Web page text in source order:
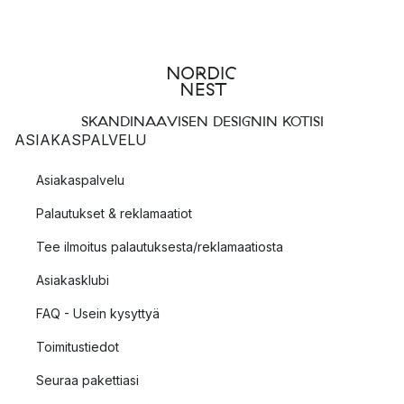
SKANDINAAVISEN DESIGNIN KOTISI
ASIAKASPALVELU
Asiakaspalvelu
Palautukset & reklamaatiot
Tee ilmoitus palautuksesta/reklamaatiosta
Asiakasklubi
FAQ - Usein kysyttyä
Toimitustiedot
Seuraa pakettiasi